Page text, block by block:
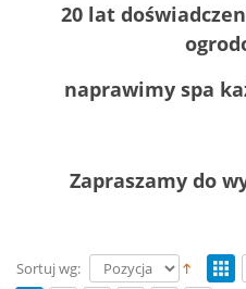
20 lat
naprawimy spa
Zapraszamy do
Sortuj wg: